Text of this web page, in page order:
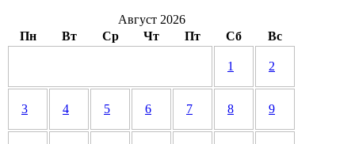
Август 2026
Пн
Вт Ср Чт Пт Сб Вс
1 2
3 4 5 6 7 8 9